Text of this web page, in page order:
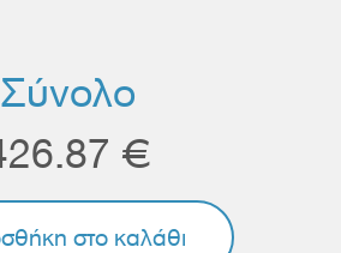
Σύνολο
€
στο καλάθι